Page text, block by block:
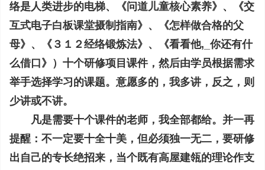
络是人类进步的电梯、《问道儿童核心素养》、《交
互式电子白板课堂摄制指南》、《怎样做合格的父
母》、《３１２经络锻炼法》、《看看他,_你还有什
么借口》）十个研修项目课件，然后由学员根据需求
举手选择学习的课题。意愿多的，我多讲，反之，则
少讲或不讲。
凡是需要十个课件的老师，我全部都给。并一再
提醒：不一定要十全十美，但必须独一无二，要研修
出自己的专长绝招来，当个既有高屋建瓴的理论作支